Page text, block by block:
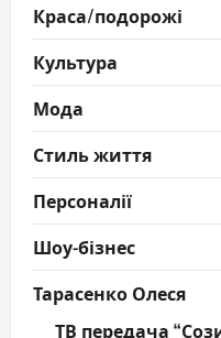
Краса/подорожі
Культура
Мода
Стиль життя
Персоналії
Шоу-бізнес
Тарасенко Олеся
ТВ передача